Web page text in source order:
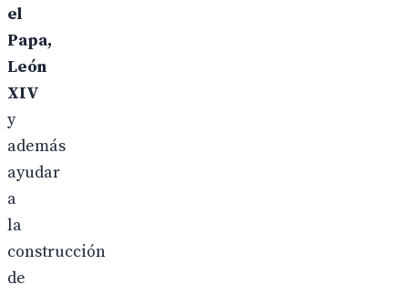
el
Papa,
León
XIV
y
además
ayudar
a
la
construcción
de